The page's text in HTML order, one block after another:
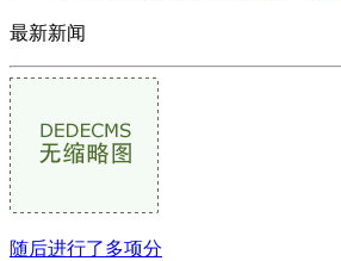
最新新闻
随后进行了多项分